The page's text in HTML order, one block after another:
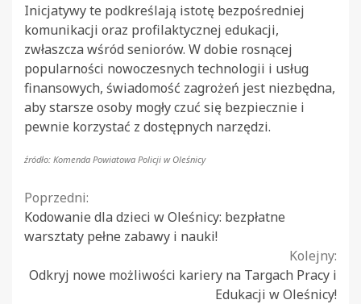
Inicjatywy te podkreślają istotę bezpośredniej
komunikacji oraz profilaktycznej edukacji,
zwłaszcza wśród seniorów. W dobie rosnącej
popularności nowoczesnych technologii i usług
finansowych, świadomość zagrożeń jest niezbędna,
aby starsze osoby mogły czuć się bezpiecznie i
pewnie korzystać z dostępnych narzędzi.
źródło: Komenda Powiatowa Policji w Oleśnicy
Continue
Reading
Poprzedni:
Kodowanie dla dzieci w Oleśnicy: bezpłatne
warsztaty pełne zabawy i nauki!
Kolejny:
Odkryj nowe możliwości kariery na Targach Pracy i
Edukacji w Oleśnicy!